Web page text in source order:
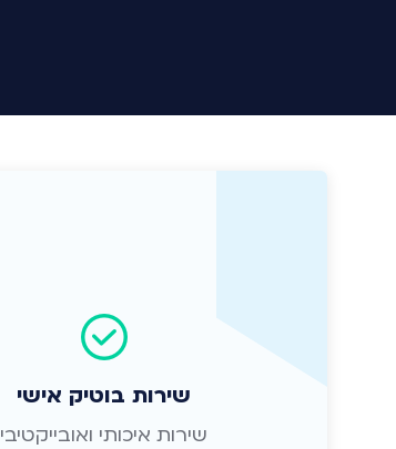
שירות בוטיק אישי
שירות איכותי ואובייקטיבי